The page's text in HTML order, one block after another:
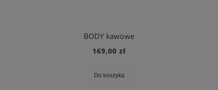
BODY kawowe
169,00 zł
Do koszyka